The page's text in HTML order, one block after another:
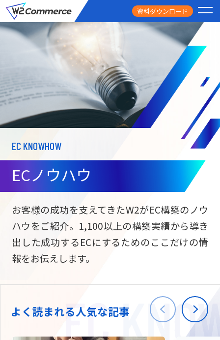
資料ダウンロード
サービス
ECサイト構築
サブスク/定期通販
ECサイト構築
海外進出・現地
W2
PRICE
料金
FEATURE
導入事例
USEFUL
お役立ち情報
NEWS
ニュース
会社情報
TW
EC KNOWHOW
ECノウハウ
お客様の成功を支えてきたW2がEC構築のノウ
ハウをご紹介。1,100以上の構築実績から導き
出した成功するECにするためのここだけの情
報をお伝えします。
よく読まれる人気な記事